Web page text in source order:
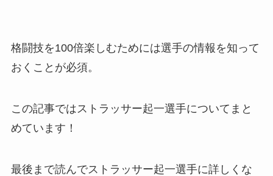
格闘技を100倍楽しむためには選手の情報を知って
おくことが必須。
この記事ではストラッサー起一選手についてまと
めています！
最後まで読んでストラッサー起一選手に詳しくな